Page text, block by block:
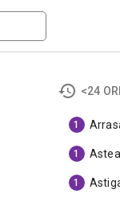
<24
1
1
1